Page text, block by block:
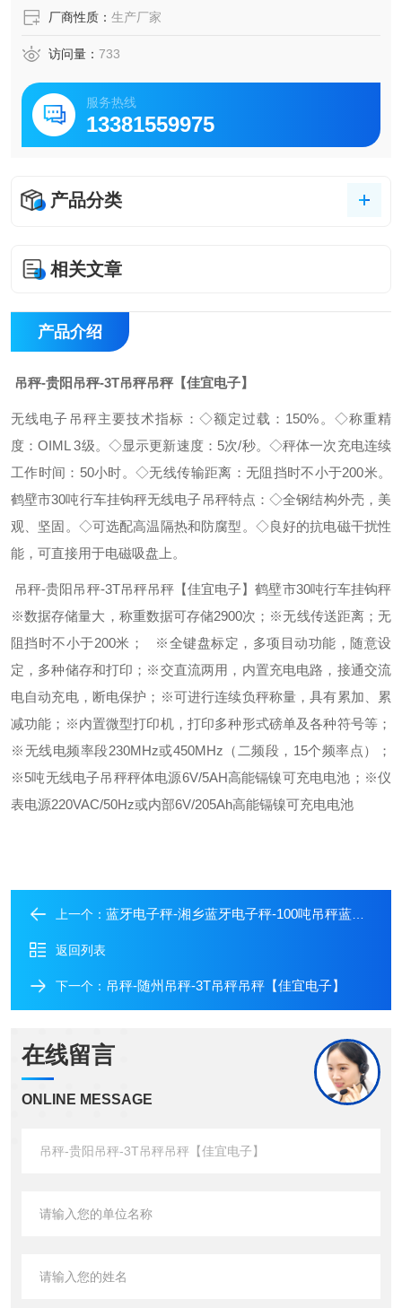
厂商性质： 生产厂家
访问量： 733
服务热线
13381559975
产品分类
相关文章
产品介绍
吊秤-贵阳吊秤-3T吊秤吊秤【佳宜电子】
无线电子吊秤主要技术指标： ◇额定过载：150%。 ◇称重精
度：OIML 3级。 ◇显示更新速度：5次/秒。 ◇秤体一次充电连续
工作时间：50小时。◇无线传输距离：无阻挡时不小于200米。
鹤壁市30吨行车挂钩秤无线电子吊秤特点：◇全钢结构外壳，美
观、坚固。 ◇可选配高温隔热和防腐型。 ◇良好的抗电磁干扰性
能，可直接用于电磁吸盘上。
吊秤-贵阳吊秤-3T吊秤吊秤【佳宜电子】鹤壁市30吨行车挂钩秤
※数据存储量大，称重数据可存储2900次； ※无线传送距离；无
阻挡时不小于200米；
※全键盘标定，多项目动功能，随意设
定，多种储存和打印； ※交直流两用，内置充电电路，接通交流
电自动充电，断电保护； ※可进行连续负秤称量，具有累加、累
减功能； ※内置微型打印机，打印多种形式磅单及各种符号等；
※无线电频率段230MHz或450MHz（二频段，15个频率点）；
※5吨无线电子吊秤秤体电源6V/5AH高能镉镍可充电电池； ※仪
表电源220VAC/50Hz或内部6V/205Ah高能镉镍可充电电池
上一个： 蓝牙电子秤-湘乡蓝牙电子秤-100吨吊秤蓝牙电子秤【佳宜电子】
返回列表
下一个： 吊秤-随州吊秤-3T吊秤吊秤【佳宜电子】
在线留言
ONLINE MESSAGE